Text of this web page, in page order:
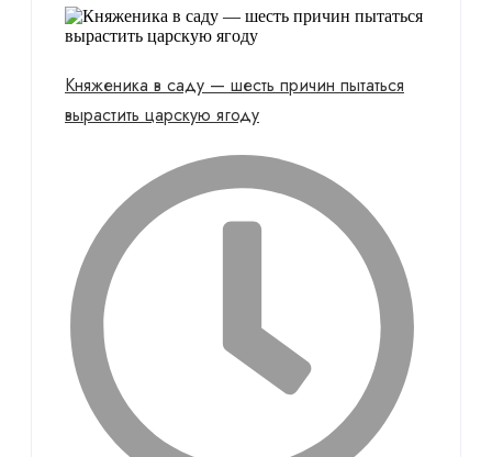
Княженика в саду — шесть причин пытаться
вырастить царскую ягоду